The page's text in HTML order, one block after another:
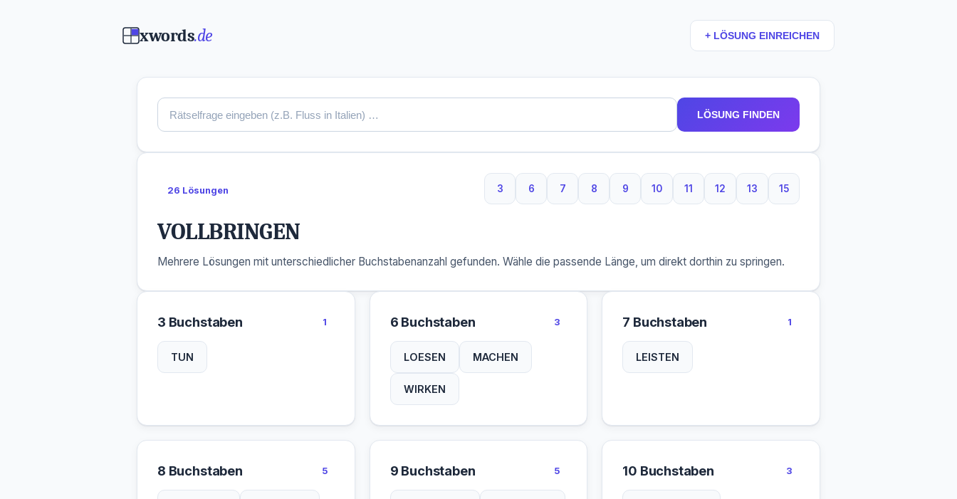
xwords.de + LÖSUNG EINREICHEN
LÖSUNG FINDEN
26 Lösungen 3
3 Buchstaben
6
6 Buchstaben
7
7 Buchstaben
8
8 Buchstaben
9
9 Buchstaben
10
10 Buchstaben
11
11 Buchstaben
12
12 Buchstaben
13
13 Buchstaben
15
15 Buchstaben
VOLLBRINGEN
Mehrere Lösungen mit unterschiedlicher Buchstabenanzahl gefunden. Wähle die passende Länge, um direkt dorthin zu springen.
3 Buchstaben 1
TUN
6 Buchstaben 3
LOESEN MACHEN
WIRKEN
7 Buchstaben 1
LEISTEN
8 Buchstaben 5 9 Buchstaben 5 10 Buchstaben 3